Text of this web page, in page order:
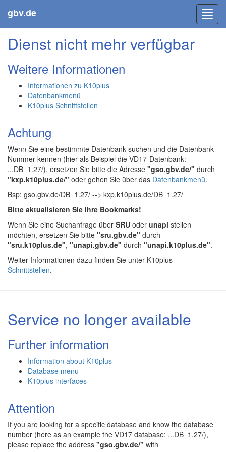
gbv.de
Dienst nicht mehr verfügbar
Weitere Informationen
Informationen zu K10plus
Datenbankmenü
K10plus Schnittstellen
Achtung
Wenn Sie eine bestimmte Datenbank suchen und die Datenbank-
Nummer kennen (hier als Beispiel die VD17-Datenbank:
...DB=1.27/), ersetzen Sie bitte die Adresse "gso.gbv.de/" durch
"kxp.k10plus.de/" oder gehen Sie über das Datenbankmenü.
Bsp: gso.gbv.de/DB=1.27/ --> kxp.k10plus.de/DB=1.27/
Bitte aktualisieren Sie Ihre Bookmarks!
Wenn Sie eine Suchanfrage über SRU oder unapi stellen
möchten, ersetzen Sie bitte "sru.gbv.de" durch
"sru.k10plus.de", "unapi.gbv.de" durch "unapi.k10plus.de".
Weiter Informationen dazu finden Sie unter K10plus
Schnittstellen.
Service no longer available
Further information
Information about K10plus
Database menu
K10plus interfaces
Attention
If you are looking for a specific database and know the database
number (here as an example the VD17 database: ...DB=1.27/),
please replace the address "gso.gbv.de/" with